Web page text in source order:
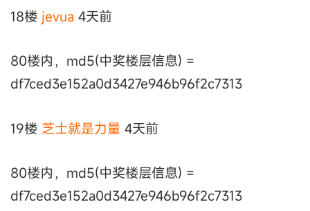
18楼 jevua 4天前
80楼内，md5(中奖楼层信息) =
df7ced3e152a0d3427e946b96f2c7313
19楼 芝士就是力量 4天前
80楼内，md5(中奖楼层信息) =
df7ced3e152a0d3427e946b96f2c7313